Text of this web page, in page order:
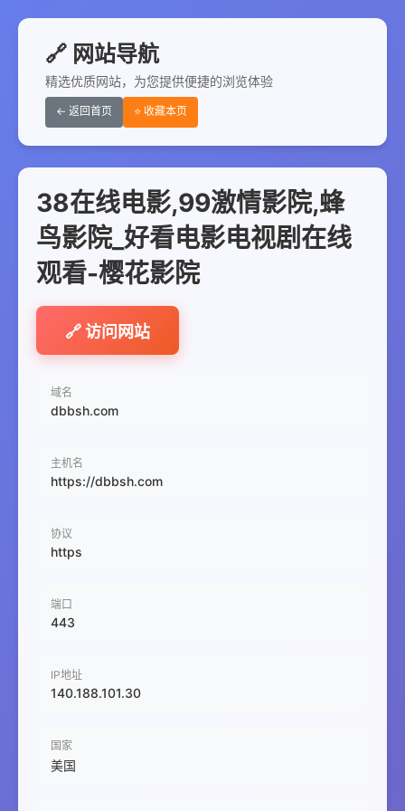
🔗 网站导航
精选优质网站，为您提供便捷的浏览体验
← 返回首页 ⭐ 收藏本页
38在线电影,99激情影院,蜂
鸟影院_好看电影电视剧在线
观看-樱花影院
🔗 访问网站
域名
dbbsh.com
主机名
https://dbbsh.com
协议
https
端口
443
IP地址
140.188.101.30
国家
美国